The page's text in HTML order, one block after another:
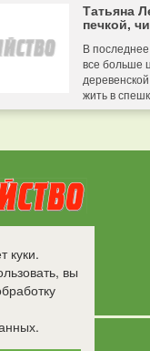
Татьяна
печкой,
В
все больше
жить в
куки.
вы